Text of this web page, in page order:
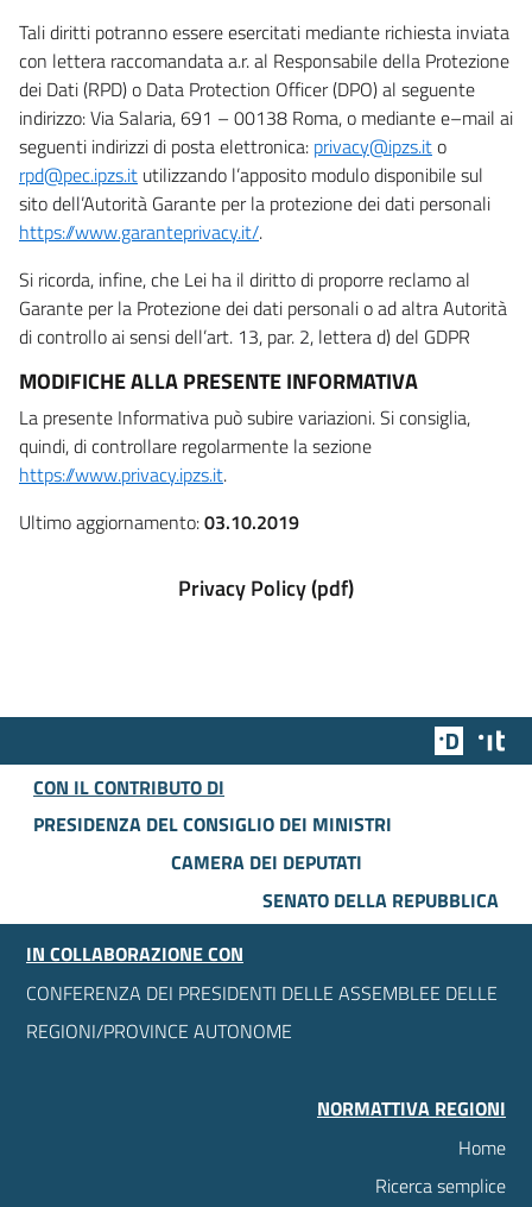
Tali diritti potranno essere esercitati mediante richiesta inviata
con lettera raccomandata a.r. al Responsabile della Protezione
dei Dati (RPD) o Data Protection Officer (DPO) al seguente
indirizzo: Via Salaria, 691 – 00138 Roma, o mediante e–mail ai
seguenti indirizzi di posta elettronica: privacy@ipzs.ito
rpd@pec.ipzs.it utilizzando l’apposito modulo disponibile sul
sito dell’Autorità Garante per la protezione dei dati personali
https://www.garanteprivacy.it/.
Si ricorda, infine, che Lei ha il diritto di proporre reclamo al
Garante per la Protezione dei dati personali o ad altra Autorità
di controllo ai sensi dell’art. 13, par. 2, lettera d) del GDPR
MODIFICHE ALLA PRESENTE INFORMATIVA
La presente Informativa può subire variazioni. Si consiglia,
quindi, di controllare regolarmente la sezione
https://www.privacy.ipzs.it.
Ultimo aggiornamento:03.10.2019
Privacy Policy (pdf)
Team
CON IL CONTRIBUTO DI
PRESIDENZA DEL CONSIGLIO DEI MINISTRI
CAMERA DEI DEPUTATI
SENATO DELLA REPUBBLICA
IN COLLABORAZIONE CON
CONFERENZA DEI PRESIDENTI DELLE ASSEMBLEE DELLE
REGIONI/PROVINCE AUTONOME
NORMATTIVA REGIONI
Home
Ricerca semplice